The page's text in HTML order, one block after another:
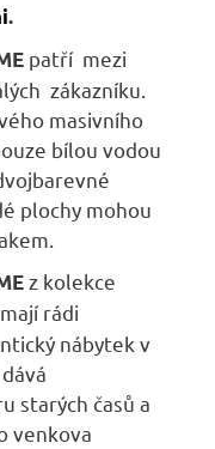
.
patří mezi
zákazníku.
masivního
bílou vodou
plochy mohou
z kolekce
rádi
nábytek v
starých časů a
venkova